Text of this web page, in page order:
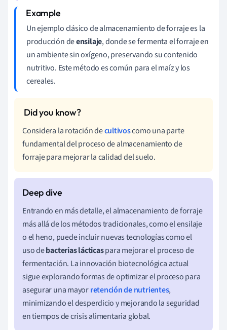
Un ejemplo clásico de almacenamiento de forraje es la
producción deensilaje, donde se fermenta el forraje en
un ambiente sin oxígeno, preservando su contenido
nutritivo. Este método es común para el maíz y los
cereales.
Considera la rotación decultivoscomo una parte
fundamental del proceso de almacenamiento de
forraje para mejorar la calidad del suelo.
Entrando en más detalle, el almacenamiento de forraje
más allá de los métodos tradicionales, como el ensilaje
o el heno, puede incluir nuevas tecnologías como el
uso debacterias lácticaspara mejorar el proceso de
fermentación. La innovación biotecnológica actual
sigue explorando formas de optimizar el proceso para
asegurar una mayorretención de nutrientes,
minimizando el desperdicio y mejorando la seguridad
en tiempos de crisis alimentaria global.